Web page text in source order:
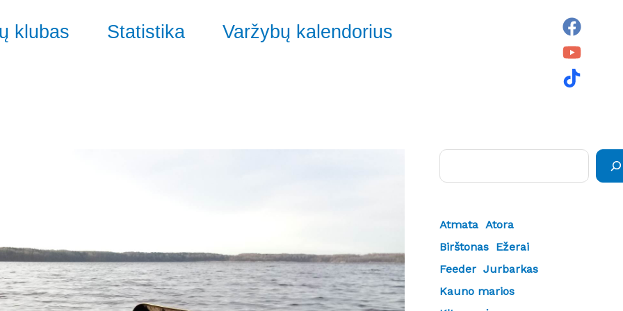
klubas Statistika Varžybų kalendorius
Atmata Atora
Birštonas Ežerai
Feeder Jurbarkas
Kauno marios